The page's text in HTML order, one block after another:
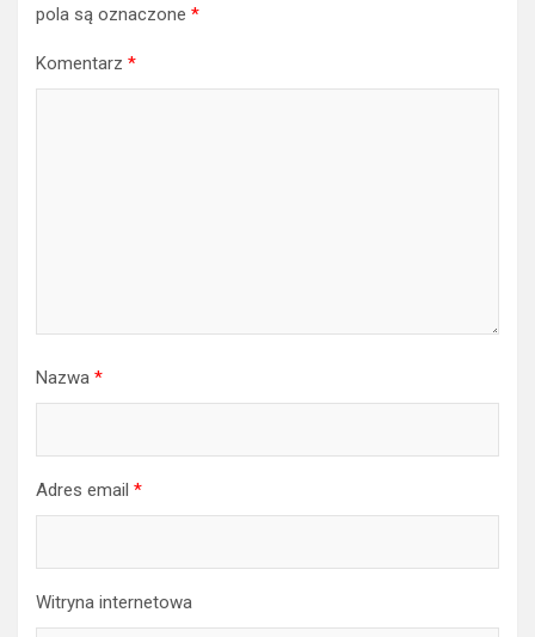
pola są oznaczone *
Komentarz *
Nazwa *
Adres email *
Witryna internetowa